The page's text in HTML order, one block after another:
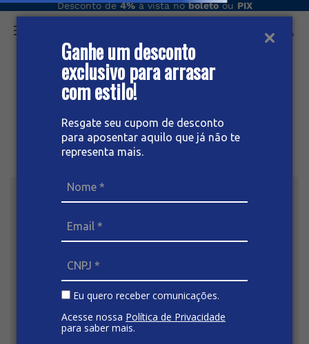
Ganhe um desconto
exclusivo para arrasar
com estilo!
Resgate seu cupom de desconto
para aposentar aquilo que já não te
representa mais.
Eu quero receber comunicações.
Acesse nossa Política de Privacidade
para saber mais.
Desconto de4%à vista noboletoou PIX
O que você procura hoje?